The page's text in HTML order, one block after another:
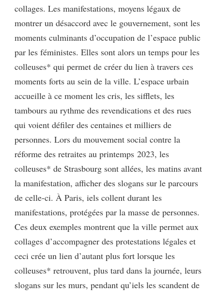
collages. Les manifestations, moyens légaux de
montrer un désaccord avec le gouvernement, sont les
moments culminants d’occupation de l’espace public
par les féministes. Elles sont alors un temps pour les
colleuses* qui permet de créer du lien à travers ces
moments forts au sein de la ville. L’espace urbain
accueille à ce moment les cris, les sifflets, les
tambours au rythme des revendications et des rues
qui voient défiler des centaines et milliers de
personnes. Lors du mouvement social contre la
réforme des retraites au printemps 2023, les
colleuses* de Strasbourg sont allées, les matins avant
la manifestation, afficher des slogans sur le parcours
de celle-ci. À Paris, iels collent durant les
manifestations, protégées par la masse de personnes.
Ces deux exemples montrent que la ville permet aux
collages d’accompagner des protestations légales et
ceci crée un lien d’autant plus fort lorsque les
colleuses* retrouvent, plus tard dans la journée, leurs
slogans sur les murs, pendant qu’iels les scandent de